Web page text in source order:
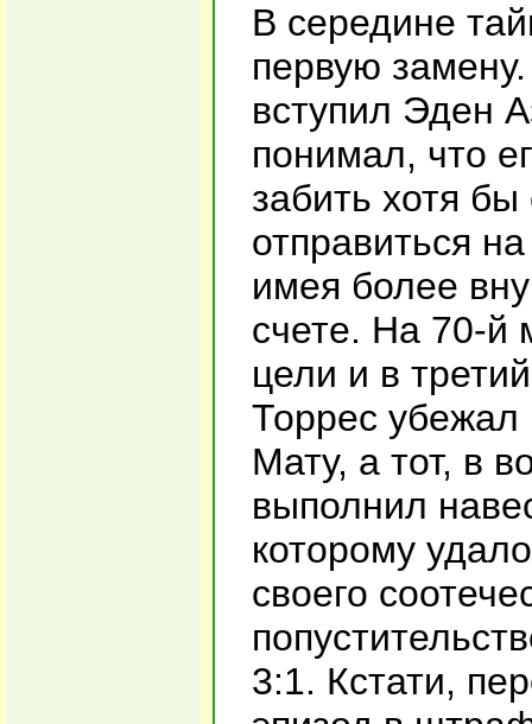
В середине
первую
вступил Эден
понимал, что
забить хотя
отправиться
имея более
счете. На 70-й
цели и в
Торрес убежал
Мату, а тот, в
выполнил
которому
своего
3:1. Кстати,